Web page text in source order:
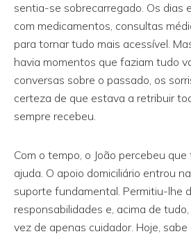
sentia-se sobrecarregado. Os dias
com medicamentos, consultas
para tornar tudo mais acessível.
havia momentos que faziam tudo
conversas sobre o passado, os
certeza de que estava a retribuir
sempre recebeu.
Com o tempo, o João percebeu
ajuda. O apoio domiciliário entrou
suporte fundamental. Permitiu-lhe
responsabilidades e, acima de
vez de apenas cuidador. Hoje,